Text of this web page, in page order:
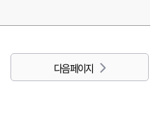
다음 페이지